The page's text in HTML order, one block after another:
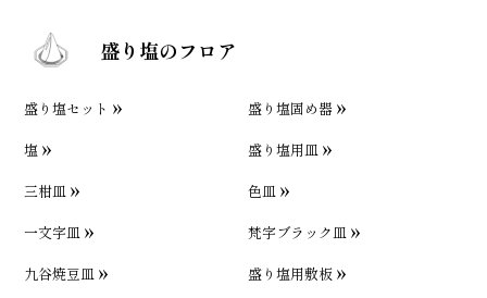
盛り塩のフロア
盛り塩セット
盛り塩固め器
塩
盛り塩用皿
三柑皿
色皿
一文字皿
梵字ブラック皿
九谷焼豆皿
盛り塩用敷板